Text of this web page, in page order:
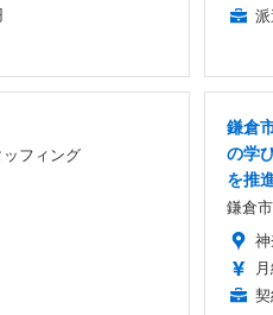
派
フィング
鎌倉
の学
を推
鎌倉市
契